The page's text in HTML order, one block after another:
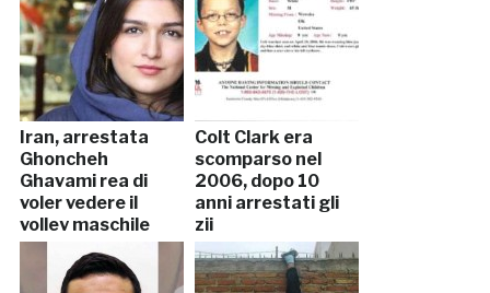
Iran, arrestata
Ghoncheh
Ghavami rea di
voler vedere il
volley maschile
Colt Clark era
scomparso nel
2006, dopo 10
anni arrestati gli
zii